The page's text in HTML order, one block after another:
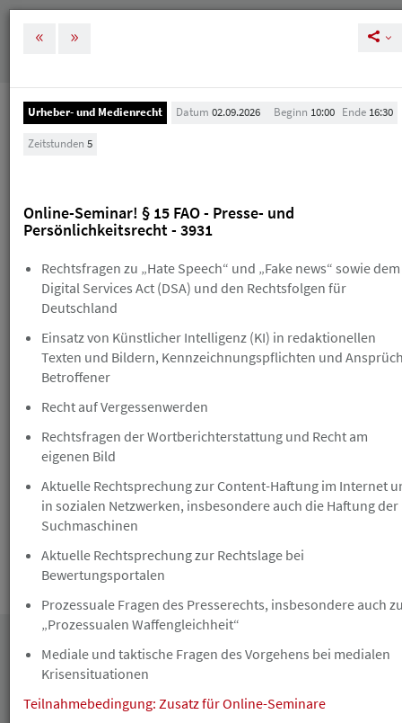
Veranstaltungen
Melden Sie sich rechtzeitig zu unseren
Veranstaltungen an, um Ihre und unsere Planung zu
kostenlosen Absagefrist (in der Regel 10 Tage vor der
Veranstaltung) erhalten Sie einen Gutschein, den Sie
innerhalb eines Jahres für die Buchung eines neuen
Skript schon zugegangen sein, erhalten Sie einen
Gutschein über die Hälfte des Teilnahmebetrags.
Wenn Sie einen Gutschein erhalten, ist der
Gutschein erhalten Sie nicht bei Nichterscheinen
ohne vorherige Absage. Die Anmeldung zu einer
kulturellen/ gesellschaftlichen Veranstaltung ist
verbindlich und nicht mehr kostenlos stornierbar.
Datum
Urheber- und Medienrecht Datum 02.09.2026 Beginn 10:00 Ende 16:30
Zeitstunden 5
Online-Seminar! § 15 FAO - Presse- und
Persönlichkeitsrecht - 3931
Rechtsfragen zu „Hate Speech“ und „Fake news“ sowie dem
Digital Services Act (DSA) und den Rechtsfolgen für
Deutschland
Einsatz von Künstlicher Intelligenz (KI) in redaktionellen
Texten und Bildern, Kennzeichnungspflichten und
Betroffener
Recht auf Vergessenwerden
Rechtsfragen der Wortberichterstattung und Recht am
eigenen Bild
Aktuelle Rechtsprechung zur Content-Haftung im Internet
in sozialen Netzwerken, insbesondere auch die Haftung der
Suchmaschinen
Aktuelle Rechtsprechung zur Rechtslage bei
Bewertungsportalen
Prozessuale Fragen des Presserechts, insbesondere auch
„Prozessualen Waffengleichheit“
Mediale und taktische Fragen des Vorgehens bei medialen
Krisensituationen
Teilnahmebedingung: Zusatz für Online-Seminare